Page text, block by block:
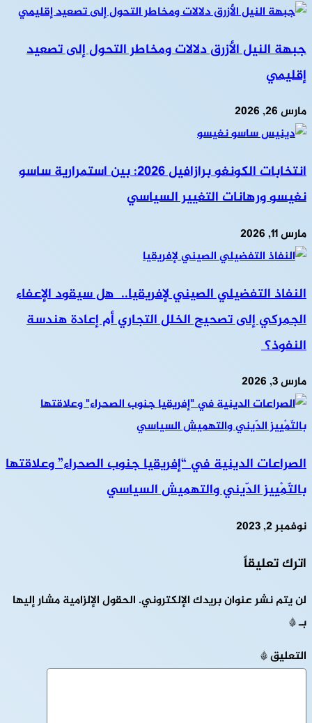
جبهة النيل الأزرق دلالات ومخاطر التحول إلى تصعيد
إقليمي
مارس 26, 2026
انتخابات الكونغو برازافيل 2026: بين استمرارية ساسو
نغيسو ورهانات التغيير السياسي
مارس 11, 2026
النفاذ التفضيلي الصيني لإفريقيا.. هل سيقود الإعفاء
الجمركي إلى تصحيح الخلل التجاري أم إعادة هندسة
النفوذ؟
مارس 3, 2026
الصراعات الدينية في “إفريقيا جنوب الصحراء” وعلاقتها
بالتّمْيِيز الدّيني والتهميش السياسي
نوفمبر 2, 2023
اترك تعليقاً
لن يتم نشر عنوان بريدك الإلكتروني. الحقول الإلزامية مشار إليها
بـ*
التعليق*